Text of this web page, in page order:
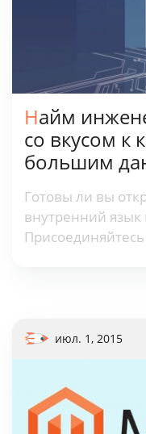
Найм инженера-программиста
со вкусом к
большим
Готовы ли вы
внутренний язык
июл. 1, 2015